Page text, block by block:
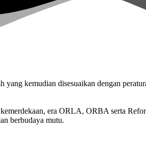
kemudian disesuaikan dengan
era ORLA, ORBA serta
berbudaya mutu.